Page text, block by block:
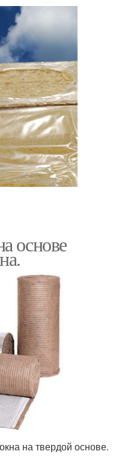
основе
на твердой основе.